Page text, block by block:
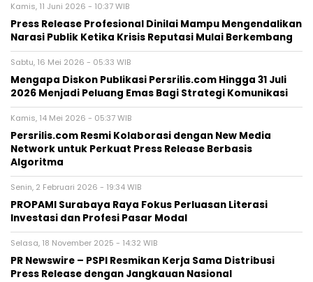
Kamis, 11 Juni 2026 - 10:37 WIB
Press Release Profesional Dinilai Mampu Mengendalikan
Narasi Publik Ketika Krisis Reputasi Mulai Berkembang
Sabtu, 16 Mei 2026 - 05:33 WIB
Mengapa Diskon Publikasi Persrilis.com Hingga 31 Juli
2026 Menjadi Peluang Emas Bagi Strategi Komunikasi
Kamis, 14 Mei 2026 - 05:37 WIB
Persrilis.com Resmi Kolaborasi dengan New Media
Network untuk Perkuat Press Release Berbasis
Algoritma
Senin, 2 Februari 2026 - 19:34 WIB
PROPAMI Surabaya Raya Fokus Perluasan Literasi
Investasi dan Profesi Pasar Modal
Selasa, 18 November 2025 - 14:32 WIB
PR Newswire – PSPI Resmikan Kerja Sama Distribusi
Press Release dengan Jangkauan Nasional